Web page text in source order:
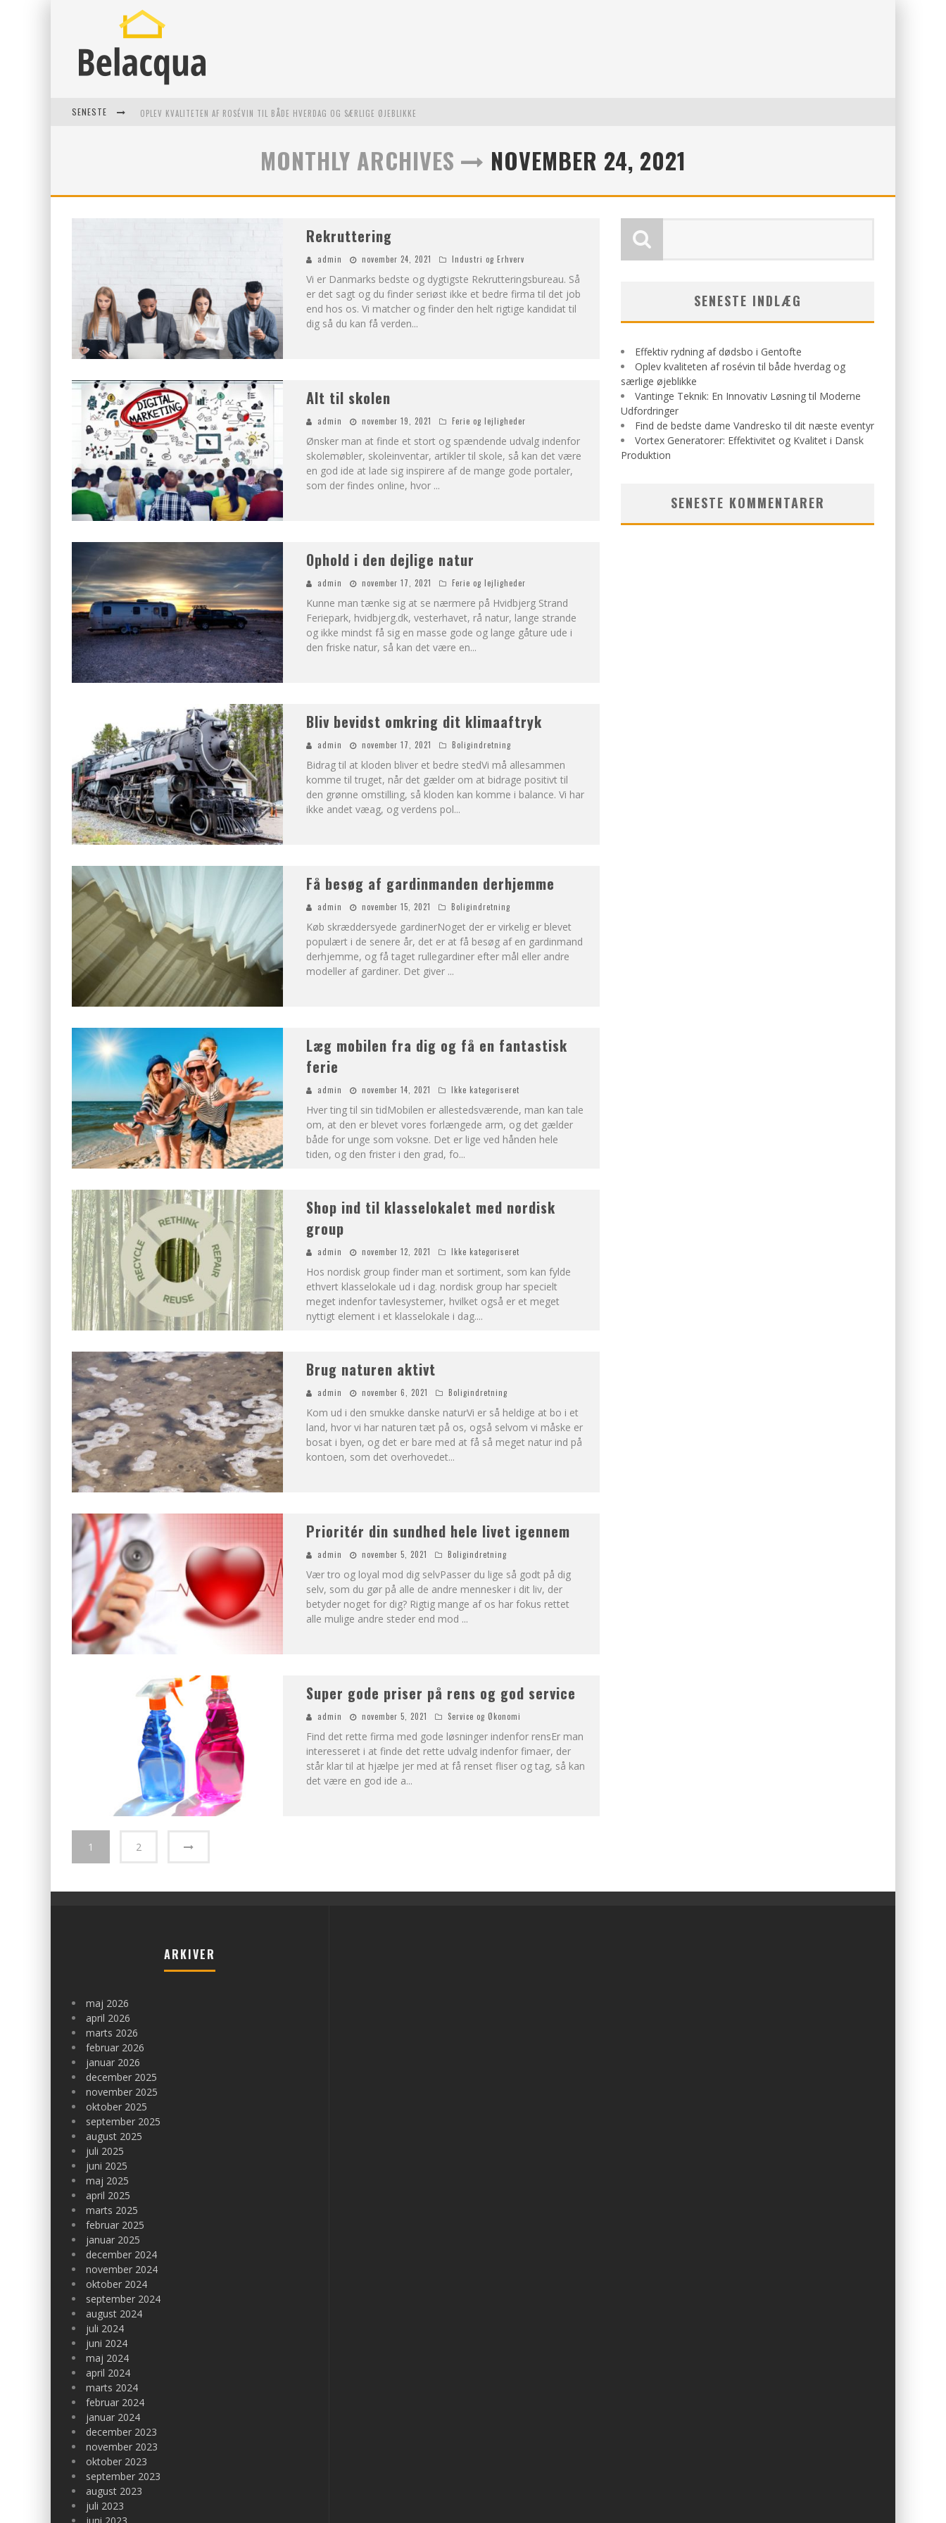
SENESTE OPLEV KVALITETEN AF ROSÉVIN TIL BÅDE HVERDAG OG SÆRLIGE ØJEBLIKKE
FIND DE BEDSTE DAME VANDRESKO TIL DIT NÆSTE EVENTYRMONTHLY ARCHIVES NOVEMBER 24, 2021
Rekruttering
admin november 24, 2021 Industri og Erhverv
Vi er Danmarks bedste og dygtigste Rekrutteringsbureau. Så
er det sagt og du finder seriøst ikke et bedre firma til det job
end hos os. Vi matcher og finder den helt rigtige kandidat til
dig så du kan få verden...
Alt til skolen
admin november 19, 2021 Ferie og lejligheder
Ønsker man at finde et stort og spændende udvalg indenfor
skolemøbler, skoleinventar, artikler til skole, så kan det være
en god ide at lade sig inspirere af de mange gode portaler,
som der findes online, hvor ...
Ophold i den dejlige natur
admin november 17, 2021 Ferie og lejligheder
Kunne man tænke sig at se nærmere på Hvidbjerg Strand
Feriepark, hvidbjerg.dk, vesterhavet, rå natur, lange strande
og ikke mindst få sig en masse gode og lange gåture ude i
den friske natur, så kan det være en...
Bliv bevidst omkring dit klimaaftryk
admin november 17, 2021 Boligindretning
Bidrag til at kloden bliver et bedre stedVi må allesammen
komme til truget, når det gælder om at bidrage positivt til
den grønne omstilling, så kloden kan komme i balance. Vi har
ikke andet væag, og verdens pol...
Få besøg af gardinmanden derhjemme
admin november 15, 2021 Boligindretning
Køb skræddersyede gardinerNoget der er virkelig er blevet
populært i de senere år, det er at få besøg af en gardinmand
derhjemme, og få taget rullegardiner efter mål eller andre
modeller af gardiner. Det giver ...
Læg mobilen fra dig og få en fantastisk
ferie
admin november 14, 2021 Ikke kategoriseret
Hver ting til sin tidMobilen er allestedsværende, man kan tale
om, at den er blevet vores forlængede arm, og det gælder
både for unge som voksne. Det er lige ved hånden hele
tiden, og den frister i den grad, fo...
Shop ind til klasselokalet med nordisk
group
admin november 12, 2021 Ikke kategoriseret
Hos nordisk group finder man et sortiment, som kan fylde
ethvert klasselokale ud i dag. nordisk group har specielt
meget indenfor tavlesystemer, hvilket også er et meget
nyttigt element i et klasselokale i dag....
Brug naturen aktivt
admin november 6, 2021 Boligindretning
Kom ud i den smukke danske naturVi er så heldige at bo i et
land, hvor vi har naturen tæt på os, også selvom vi måske er
bosat i byen, og det er bare med at få så meget natur ind på
kontoen, som det overhovedet...
Prioritér din sundhed hele livet igennem
admin november 5, 2021 Boligindretning
Vær tro og loyal mod dig selvPasser du lige så godt på dig
selv, som du gør på alle de andre mennesker i dit liv, der
betyder noget for dig? Rigtig mange af os har fokus rettet
alle mulige andre steder end mod ...
Super gode priser på rens og god service
admin november 5, 2021 Service og Økonomi
Find det rette firma med gode løsninger indenfor rensEr man
interesseret i at finde det rette udvalg indenfor fimaer, der
står klar til at hjælpe jer med at få renset fliser og tag, så kan
det være en god ide a...
1 2
SENESTE INDLÆG
Effektiv rydning af dødsbo i Gentofte
Oplev kvaliteten af rosévin til både hverdag og
særlige øjeblikke
Vantinge Teknik: En Innovativ Løsning til Moderne
Udfordringer
Find de bedste dame Vandresko til dit næste eventyr
Vortex Generatorer: Effektivitet og Kvalitet i Dansk
Produktion
SENESTE KOMMENTARER
ARKIVER
maj 2026
april 2026
marts 2026
februar 2026
januar 2026
december 2025
november 2025
oktober 2025
september 2025
august 2025
juli 2025
juni 2025
maj 2025
april 2025
marts 2025
februar 2025
januar 2025
december 2024
november 2024
oktober 2024
september 2024
august 2024
juli 2024
juni 2024
maj 2024
april 2024
marts 2024
februar 2024
januar 2024
december 2023
november 2023
oktober 2023
september 2023
august 2023
juli 2023